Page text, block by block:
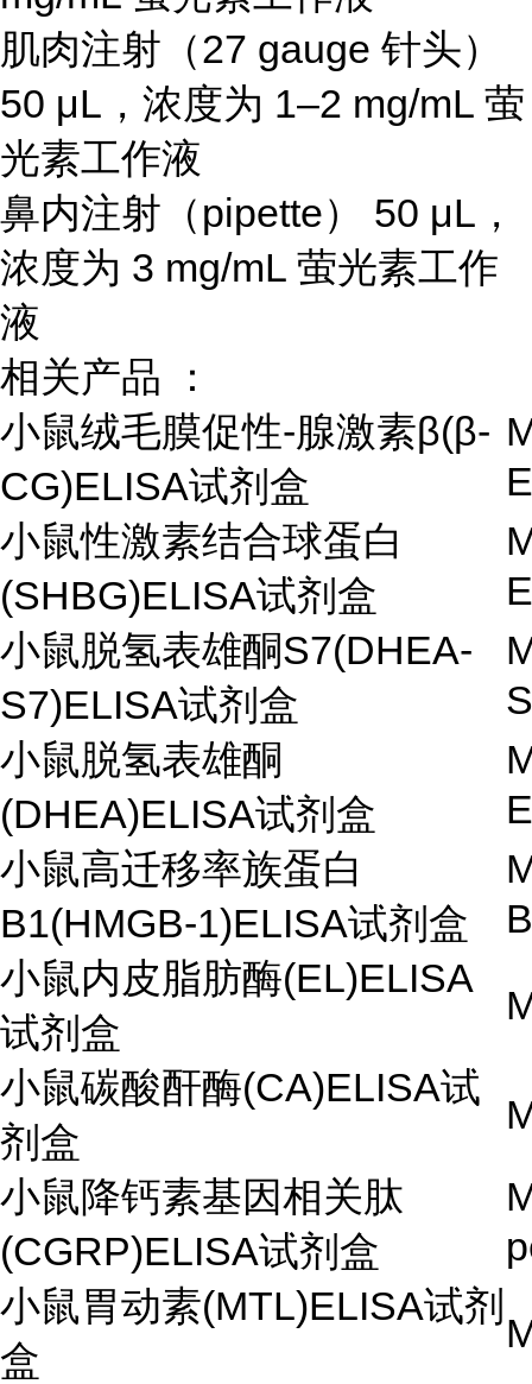
肌肉注射（27 gauge 针头）
50 μL，浓度为 1–2 mg/mL 萤
光素工作液
鼻内注射（pipette） 50 μL，
浓度为 3 mg/mL 萤光素工作
液
相关产品 ：
小鼠绒毛膜促性-腺激素β(β-
CG)ELISA试剂盒
小鼠性激素结合球蛋白
(SHBG)ELISA试剂盒
小鼠脱氢表雄酮S7(DHEA-
S7)ELISA试剂盒
小鼠脱氢表雄酮
(DHEA)ELISA试剂盒
小鼠高迁移率族蛋白
B1(HMGB-1)ELISA试剂盒
小鼠内皮脂肪酶(EL)ELISA
试剂盒
小鼠碳酸酐酶(CA)ELISA试
剂盒
小鼠降钙素基因相关肽
(CGRP)ELISA试剂盒
小鼠胃动素(MTL)ELISA试剂
盒